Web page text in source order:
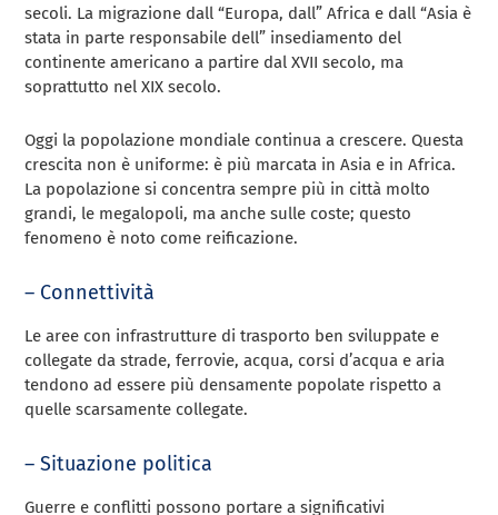
secoli. La migrazione dall “Europa, dall” Africa e dall “Asia è
stata in parte responsabile dell” insediamento del
continente americano a partire dal XVII secolo, ma
soprattutto nel XIX secolo.
Oggi la popolazione mondiale continua a crescere. Questa
crescita non è uniforme: è più marcata in Asia e in Africa.
La popolazione si concentra sempre più in città molto
grandi, le megalopoli, ma anche sulle coste; questo
fenomeno è noto come reificazione.
– Connettività
Le aree con infrastrutture di trasporto ben sviluppate e
collegate da strade, ferrovie, acqua, corsi d’acqua e aria
tendono ad essere più densamente popolate rispetto a
quelle scarsamente collegate.
– Situazione politica
Guerre e conflitti possono portare a significativi